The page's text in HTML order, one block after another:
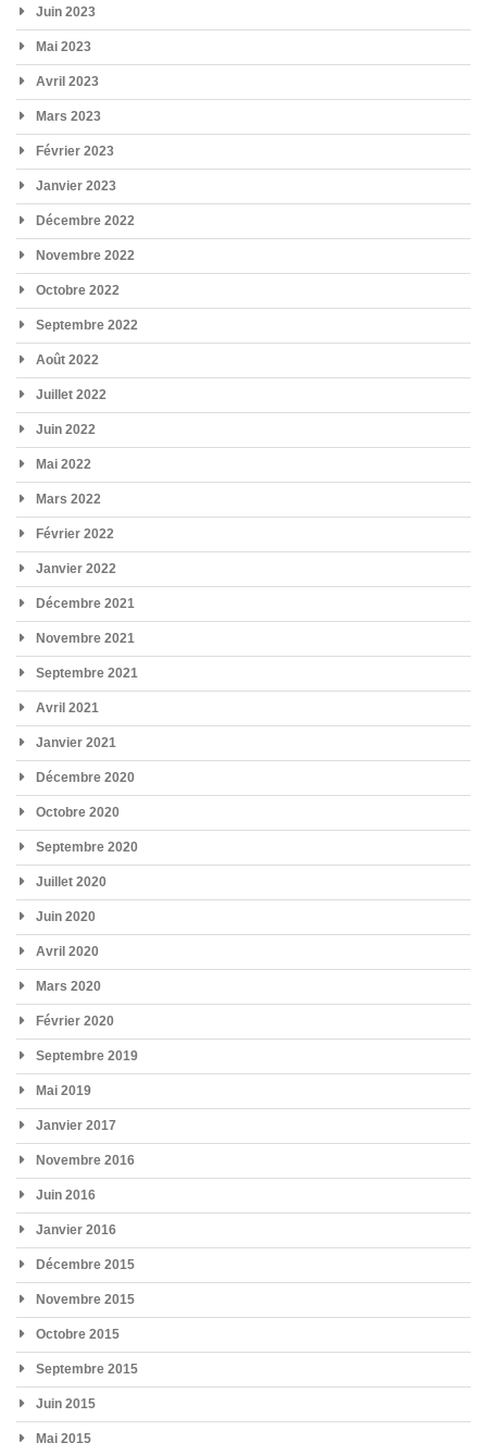
Juin 2023
Mai 2023
Avril 2023
Mars 2023
Février 2023
Janvier 2023
Décembre 2022
Novembre 2022
Octobre 2022
Septembre 2022
Août 2022
Juillet 2022
Juin 2022
Mai 2022
Mars 2022
Février 2022
Janvier 2022
Décembre 2021
Novembre 2021
Septembre 2021
Avril 2021
Janvier 2021
Décembre 2020
Octobre 2020
Septembre 2020
Juillet 2020
Juin 2020
Avril 2020
Mars 2020
Février 2020
Septembre 2019
Mai 2019
Janvier 2017
Novembre 2016
Juin 2016
Janvier 2016
Décembre 2015
Novembre 2015
Octobre 2015
Septembre 2015
Juin 2015
Mai 2015